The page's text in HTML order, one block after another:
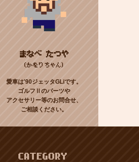
まなべ たつや
(かをりちゃん)
愛車は'90ジェッタGLiです。
ゴルフⅡのパーツや
アクセサリー等のお問合せ、
ご相談ください。
CATEGORY